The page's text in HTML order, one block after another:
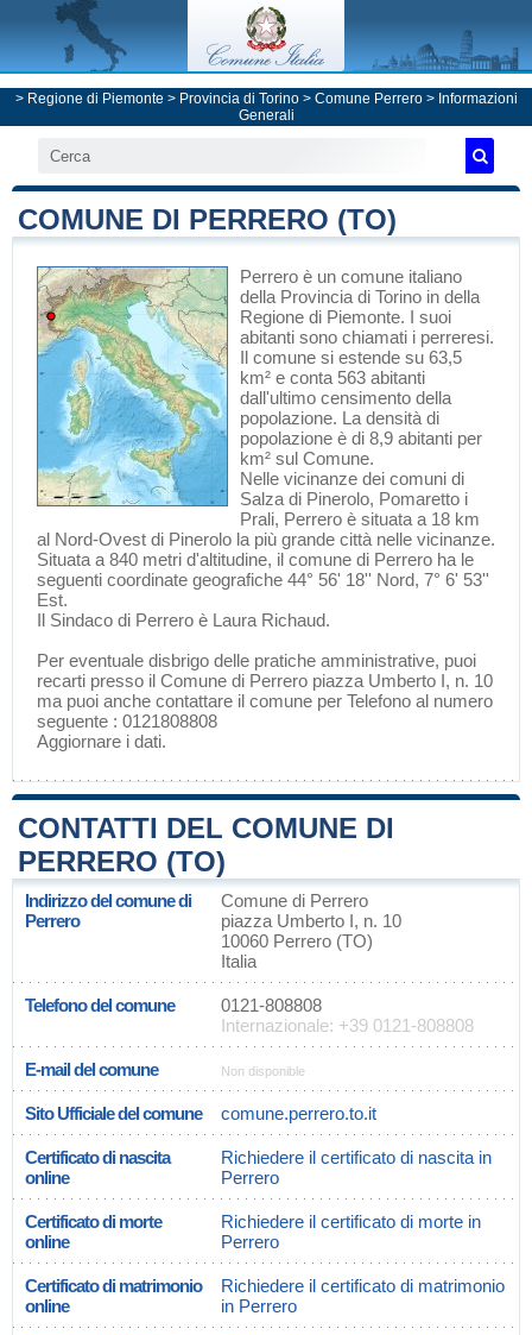
> Regione di Piemonte > Provincia di Torino> Comune Perrero> Informazioni
Generali
COMUNE DI PERRERO (TO)
Perrero è un comune italiano
della Provincia di Torino in della
Regione di Piemonte. I suoi
abitanti sono chiamati i perreresi.
Il comune si estende su 63,5
km² e conta 563 abitanti
dall'ultimo censimento della
popolazione. La densità di
popolazione è di 8,9 abitanti per
km² sul Comune.
Nelle vicinanze dei comuni di
Salza di Pinerolo, Pomaretto i
Prali, Perrero è situata a 18 km
al Nord-Ovest di Pinerolo la più grande città nelle vicinanze.
Situata a 840 metri d'altitudine, il comune di Perrero ha le
seguenti coordinate geografiche 44° 56' 18'' Nord, 7° 6' 53''
Est.
Il Sindaco di Perrero è Laura Richaud.
Per eventuale disbrigo delle pratiche amministrative, puoi
recarti presso il Comune di Perrero piazza Umberto I, n. 10
ma puoi anche contattare il comune per Telefono al numero
seguente : 0121808808
Aggiornare i dati.
CONTATTI DEL COMUNE DI
PERRERO (TO)
Indirizzo del comune di
Perrero
Comune di Perrero
piazza Umberto I, n. 10
10060 Perrero (TO)
Italia
Telefono del comune
0121-808808
Internazionale: +39 0121-808808
E-mail del comune Non disponible
Sito Ufficiale del comune comune.perrero.to.it
Certificato di nascita
online
Richiedere il certificato di nascita in
Perrero
Certificato di morte
online
Richiedere il certificato di morte in
Perrero
Certificato di matrimonio
online
Richiedere il certificato di matrimonio
in Perrero